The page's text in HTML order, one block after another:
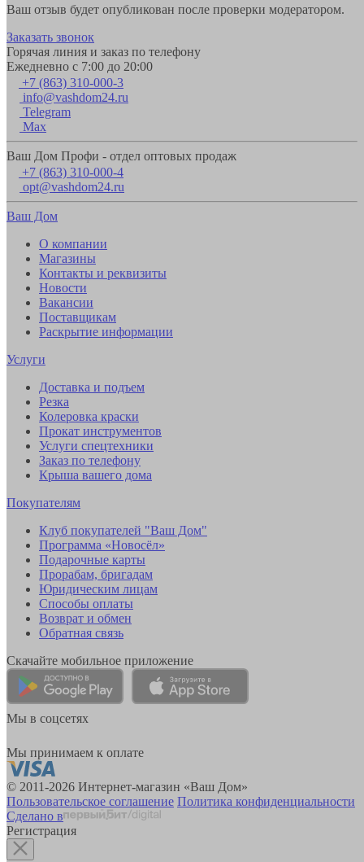
Ваш отзыв будет опубликован после проверки модератором.
Заказать звонок
Горячая линия и заказ по телефону
Ежедневно с 7:00 до 20:00
+7 (863) 310-000-3
info@vashdom24.ru
Telegram
Max
Ваш Дом Профи - отдел оптовых продаж
+7 (863) 310-000-4
opt@vashdom24.ru
Ваш Дом
О компании
Магазины
Контакты и реквизиты
Новости
Вакансии
Поставщикам
Раскрытие информации
Услуги
Доставка и подъем
Резка
Колеровка краски
Прокат инструментов
Услуги спецтехники
Заказ по телефону
Крыша вашего дома
Покупателям
Клуб покупателей "Ваш Дом"
Программа «Новосёл»
Подарочные карты
Прорабам, бригадам
Юридическим лицам
Способы оплаты
Возврат и обмен
Обратная связь
Скачайте мобильное приложение
Мы в соцсетях
Мы принимаем к оплате
© 2011-2026 Интернет-магазин «Ваш Дом»
Пользовательское соглашение Политика конфиденциальности
Сделано в
Регистрация